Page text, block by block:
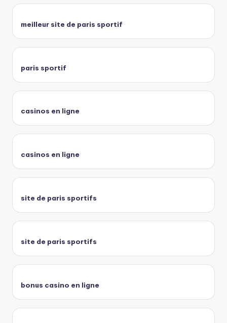
meilleur site de paris sportif
paris sportif
casinos en ligne
casinos en ligne
site de paris sportifs
site de paris sportifs
bonus casino en ligne